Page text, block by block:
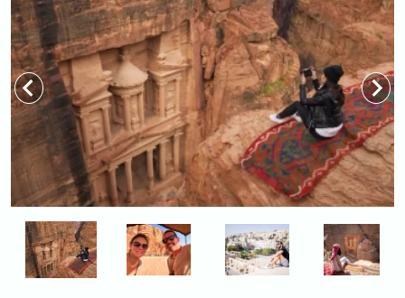
Prenota il tuo viaggio oggi stesso e preparati a vivere
un'avventura che porterai con te per sempre!